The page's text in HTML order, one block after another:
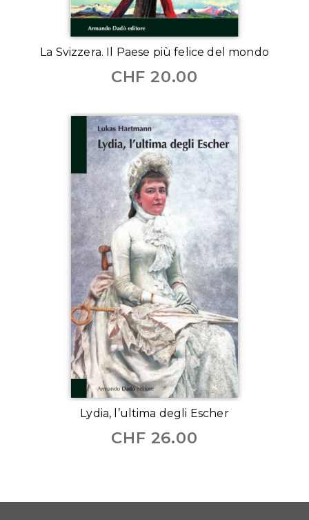
La Svizzera. Il Paese più felice del mondo
CHF 20.00
Lydia, l’ultima degli Escher
CHF 26.00